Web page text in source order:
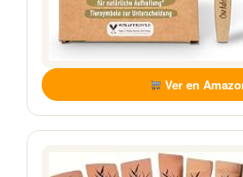
Ver en